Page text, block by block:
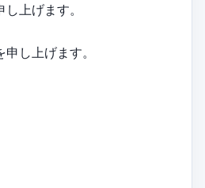
上げます。
し上げます。